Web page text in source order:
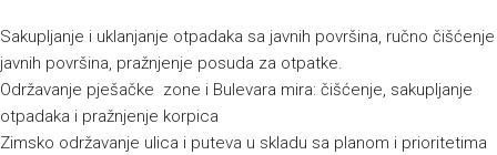
Sakupljanje i uklanjanje otpadaka sa javnih površina, ručno čišćenje
javnih površina, pražnjenje posuda za otpatke.
Održavanje pješačke zone i Bulevara mira: čišćenje, sakupljanje
otpadaka i pražnjenje korpica
Zimsko održavanje ulica i puteva u skladu sa planom i prioritetima